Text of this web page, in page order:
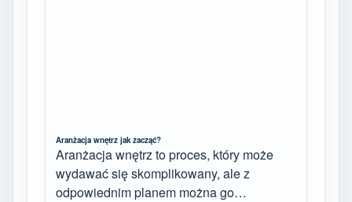
Aranżacja wnętrz jak zacząć?
Aranżacja wnętrz to proces, który może
wydawać się skomplikowany, ale z
odpowiednim planem można go…